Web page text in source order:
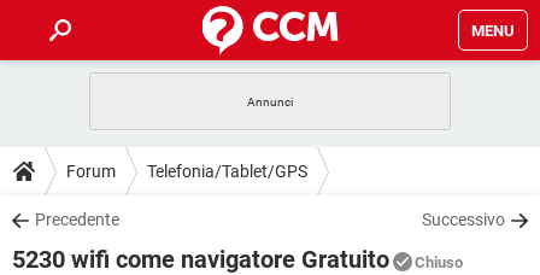
MENU
INTRATTENIMENTO ANDROID
iOS
INSTAGRAM WHATSAPP
GUIDE
COVID-19 GAMING
DOWNLOAD
COVID-19 GAMING
Forum Telefonia/Tablet/GPS
Precedente Successivo
5230 wifi come navigatore Gratuito Chiuso